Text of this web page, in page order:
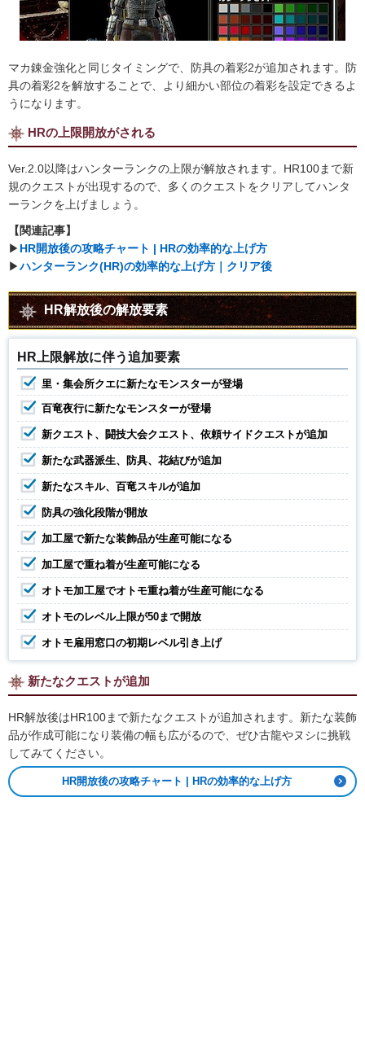
マカ錬金強化と同じタイミングで、防具の着彩2が追加されます。防
具の着彩2を解放することで、より細かい部位の着彩を設定できるよ
うになります。
HRの上限開放がされる
Ver.2.0以降はハンターランクの上限が解放されます。HR100まで新
規のクエストが出現するので、多くのクエストをクリアしてハンタ
ーランクを上げましょう。
【関連記事】
▶︎ HR開放後の攻略チャート | HRの効率的な上げ方
▶︎ハンターランク(HR)の効率的な上げ方｜クリア後
HR解放後の解放要素
HR上限解放に伴う追加要素
里・集会所クエに新たなモンスターが登場
百竜夜行に新たなモンスターが登場
新クエスト、闘技大会クエスト、依頼サイドクエストが追加
新たな武器派生、防具、花結びが追加
新たなスキル、百竜スキルが追加
防具の強化段階が開放
加工屋で新たな装飾品が生産可能になる
加工屋で重ね着が生産可能になる
オトモ加工屋でオトモ重ね着が生産可能になる
オトモのレベル上限が50まで開放
オトモ雇用窓口の初期レベル引き上げ
新たなクエストが追加
HR解放後はHR100まで新たなクエストが追加されます。新たな装飾
品が作成可能になり装備の幅も広がるので、ぜひ古龍やヌシに挑戦
してみてください。
HR開放後の攻略チャート | HRの効率的な上げ方